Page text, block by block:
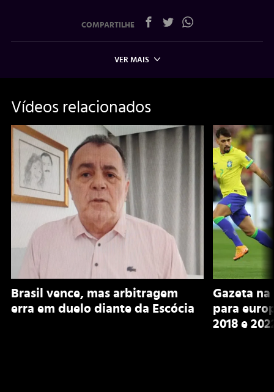
COMPARTILHE
VER MAIS
Vídeos relacionados
Brasil vence, mas arbitragem
erra em duelo diante da Escócia
Gazeta
para
2018 e